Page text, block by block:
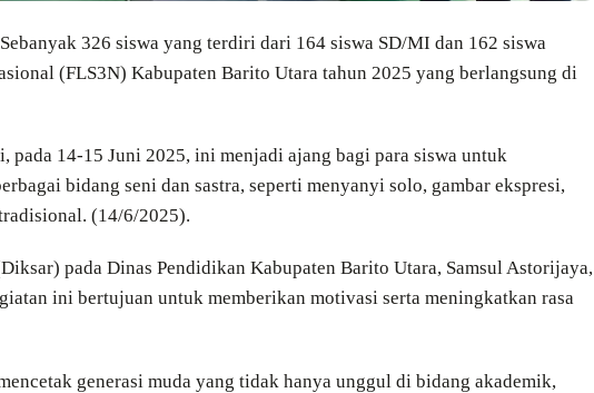
326 siswa yang terdiri dari 164 siswa SD/MI dan 162 siswa
(FLS3N) Kabupaten Barito Utara tahun 2025 yang berlangsung di
pada 14-15 Juni 2025, ini menjadi ajang bagi para siswa untuk
bidang seni dan sastra, seperti menyanyi solo, gambar ekspresi,
(14/6/2025).
pada Dinas Pendidikan Kabupaten Barito Utara, Samsul Astorijaya,
ini bertujuan untuk memberikan motivasi serta meningkatkan rasa
generasi muda yang tidak hanya unggul di bidang akademik,